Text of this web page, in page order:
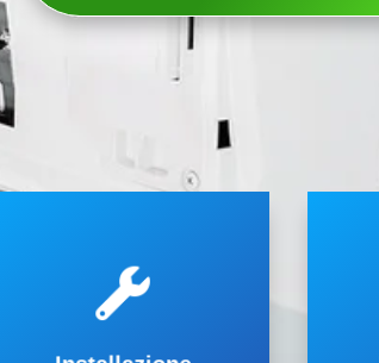

climatizzatori. Offriamo tutto il
supporto per l’acquisto e
l’installazione di un nuovo per